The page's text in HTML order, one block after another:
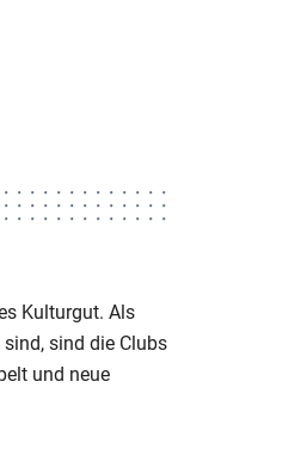
Kulturgut. Als
sind die Clubs
und neue